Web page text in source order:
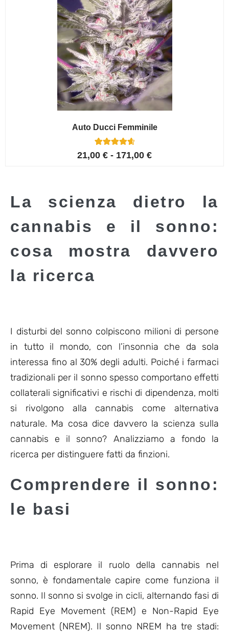
Auto Ducci Femminile
Valutato
4.75
4
21,00 € - 171,00 €
La scienza dietro la
cannabis e il sonno:
cosa mostra davvero
la ricerca
I disturbi del sonno colpiscono milioni di persone
in tutto il mondo, con l’insonnia che da sola
interessa fino al 30% degli adulti. Poiché i farmaci
tradizionali per il sonno spesso comportano effetti
collaterali significativi e rischi di dipendenza, molti
si rivolgono alla cannabis come alternativa
naturale. Ma cosa dice davvero la scienza sulla
cannabis e il sonno? Analizziamo a fondo la
ricerca per distinguere fatti da finzioni.
Comprendere il sonno:
le basi
Prima di esplorare il ruolo della cannabis nel
sonno, è fondamentale capire come funziona il
sonno. Il sonno si svolge in cicli, alternando fasi di
Rapid Eye Movement (REM) e Non-Rapid Eye
Movement (NREM). Il sonno NREM ha tre stadi: